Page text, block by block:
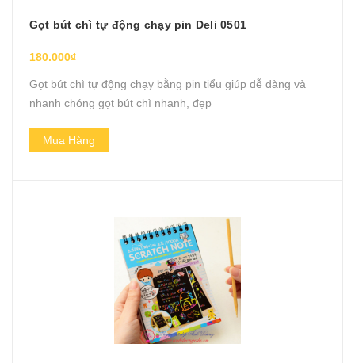
Gọt bút chì tự động chạy pin Deli 0501
180.000₫
Gọt bút chì tự động chạy bằng pin tiểu giúp dễ dàng và
nhanh chóng gọt bút chì nhanh, đẹp
Mua Hàng